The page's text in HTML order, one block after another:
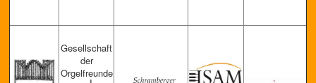
Gesellschaft
der
Orgelfreunde